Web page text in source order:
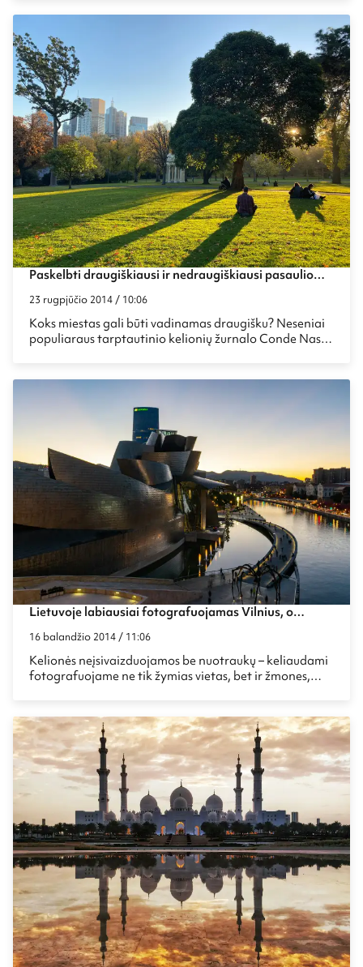
kelionė į Sidnėjų tikrai nenuvils.
Paskelbti draugiškiausi ir nedraugiškiausi pasaulio
23 rugpjūčio 2014 / 10:06
Koks miestas gali būti vadinamas draugišku? Neseniai
populiaraus tarptautinio kelionių žurnalo Conde Nast
į kuriuos kojos geriau nekelti. Arba bent nesitikėti šilto
ir draugiško sutikimo.
Lietuvoje labiausiai fotografuojamas Vilnius, o
16 balandžio 2014 / 11:06
Kelionės neįsivaizduojamos be nuotraukų – keliaudami
fotografuojame ne tik žymias vietas, bet ir žmones,